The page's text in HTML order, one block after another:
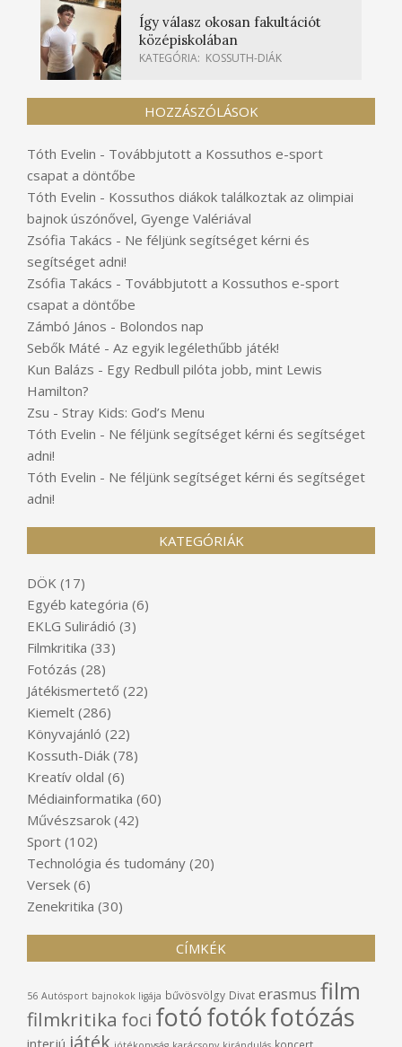
Így válasz okosan fakultációt
középiskolában
KATEGÓRIA: KOSSUTH-DIÁK
HOZZÁSZÓLÁSOK
Tóth Evelin - Továbbjutott a Kossuthos e-sport
csapat a döntőbe
Tóth Evelin - Kossuthos diákok találkoztak az olimpiai
bajnok úszónővel, Gyenge Valériával
Zsófia Takács - Ne féljünk segítséget kérni és
segítséget adni!
Zsófia Takács - Továbbjutott a Kossuthos e-sport
csapat a döntőbe
Zámbó János - Bolondos nap
Sebők Máté - Az egyik legélethűbb játék!
Kun Balázs - Egy Redbull pilóta jobb, mint Lewis
Hamilton?
Zsu - Stray Kids: God’s Menu
Tóth Evelin - Ne féljünk segítséget kérni és segítséget
adni!
Tóth Evelin - Ne féljünk segítséget kérni és segítséget
adni!
KATEGÓRIÁK
DÖK (17)
Egyéb kategória (6)
EKLG Sulirádió (3)
Filmkritika (33)
Fotózás (28)
Játékismertető (22)
Kiemelt (286)
Könyvajánló (22)
Kossuth-Diák (78)
Kreatív oldal (6)
Médiainformatika (60)
Művészsarok (42)
Sport (102)
Technológia és tudomány (20)
Versek (6)
Zenekritika (30)
CÍMKÉK
56 Autósport bajnokok ligája bűvösvölgy Divat erasmus film
filmkritika foci fotófotókfotózás
interjú játék